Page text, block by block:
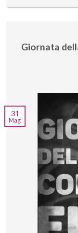
Giornata
31
Mag